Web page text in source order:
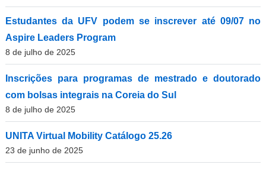
Estudantes da UFV podem se inscrever até 09/07 no
Aspire Leaders Program
8 de julho de 2025
Inscrições para programas de mestrado e doutorado
com bolsas integrais na Coreia do Sul
8 de julho de 2025
UNITA Virtual Mobility Catálogo 25.26
23 de junho de 2025